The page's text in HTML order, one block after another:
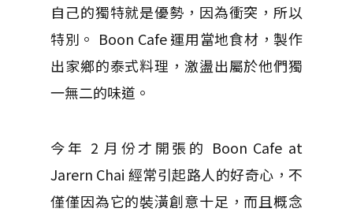
自己的獨特就是優勢，因為衝突，所以
特別。 Boon Cafe 運用當地食材，製作
出家鄉的泰式料理，激盪出屬於他們獨
一無二的味道。
今年 2 月份才開張的 Boon Cafe at
Jarern Chai 經常引起路人的好奇心，不
僅僅因為它的裝潢創意十足，而且概念